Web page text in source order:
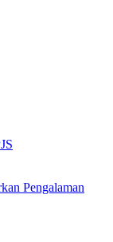
Pengalaman